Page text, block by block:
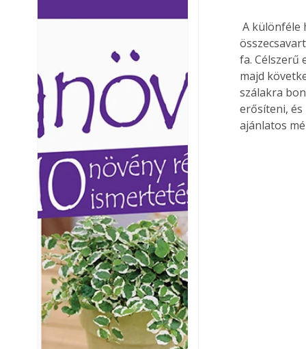
Laptapir kényelmes
mert: – t
A különféle huzalokból is lehet „művészi” alkotás. Példa erre a vékony huzalokból jól
fa. Célszerű
majd
szálakra
erősíteni, és
ajánlatos